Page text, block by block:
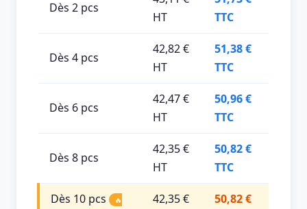
Dès 2 pcs
HT
TTC
Dès 4 pcs
42,82 €
HT
51,38 €
TTC
Dès 6 pcs
42,47 €
HT
50,96 €
TTC
Dès 8 pcs
42,35 €
HT
50,82 €
TTC
Dès 10 pcs
🔥
42,35 €
50,82 €